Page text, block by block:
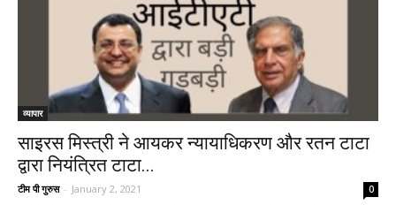
व्यापार
साइरस मिस्त्री ने आयकर न्यायाधिकरण और रतन टाटा
द्वारा नियंत्रित टाटा...
टीम पी गुरुस - January 2, 2021 0